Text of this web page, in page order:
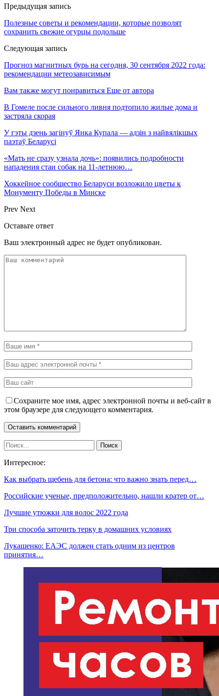
Предыдущая запись
Полезные советы и рекомендации, которые позволят
сохранить свежие огурцы подольше
Следующая запись
Прогноз магнитных бурь на сегодня, 30 сентября 2022 года:
рекомендации метеозависимым
Вам также могут понравиться Еще от автора
В Гомеле после сильного ливня подтопило жилые дома и
застряла скорая
У гэты дзень загінуў Янка Купала — адзін з найвялікшых
паэтаў Беларусі
«Мать не сразу узнала дочь»: появились подробности
нападения стаи собак на 11-летнюю…
Хоккейное сообщество Беларуси возложило цветы к
Монументу Победы в Минске
Prev Next
Оставьте ответ
Ваш электронный адрес не будет опубликован.
Сохраните мое имя, адрес электронной почты и веб-сайт в
этом браузере для следующего комментария.
Интересное:
Как выбрать щебень для бетона: что важно знать перед…
Российские ученые, предположительно, нашли кратер от…
Лучшие утюжки для волос 2022 года
Три способа заточить терку в домашних условиях
Лукашенко: ЕАЭС должен стать одним из центров
принятия…